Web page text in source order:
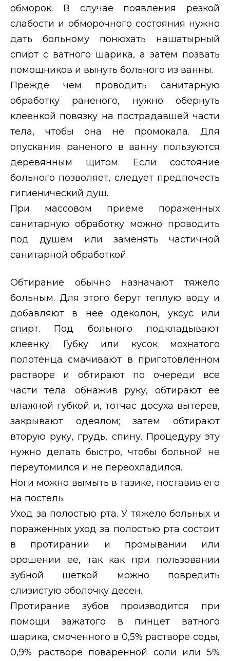
обморок. В случае появления резкой
слабости и обморочного состояния нужно
дать больному понюхать нашатырный
спирт с ватного шарика, а затем позвать
помощников и вынуть больного из ванны.
Прежде чем проводить санитарную
обработку раненого, нужно обернуть
клеенкой повязку на пострадавшей части
тела, чтобы она не промокала. Для
опускания раненого в ванну пользуются
деревянным щитом. Если состояние
больного позволяет, следует предпочесть
гигиенический душ.
При массовом приеме пораженных
санитарную обработку можно проводить
под душем или заменять частичной
санитарной обработкой.
Обтирание обычно назначают тяжело
больным. Для этого берут теплую воду и
добавляют в нее одеколон, уксус или
спирт. Под больного подкладывают
клеенку. Губку или кусок мохнатого
полотенца смачивают в приготовленном
растворе и обтирают по очереди все
части тела: обнажив руку, обтирают ее
влажной губкой и, тотчас досуха вытерев,
закрывают одеялом; затем обтирают
вторую руку, грудь, спину. Процедуру эту
нужно делать быстро, чтобы больной не
переутомился и не переохладился.
Ноги можно вымыть в тазике, поставив его
на постель.
Уход за полостью рта. У тяжело больных и
пораженных уход за полостью рта состоит
в протирании и промывании или
орошении ее, так как при пользовании
зубной щеткой можно повредить
слизистую оболочку десен.
Протирание зубов производится при
помощи зажатого в пинцет ватного
шарика, смоченного в 0,5% растворе соды,
0,9% растворе поваренной соли или 5%